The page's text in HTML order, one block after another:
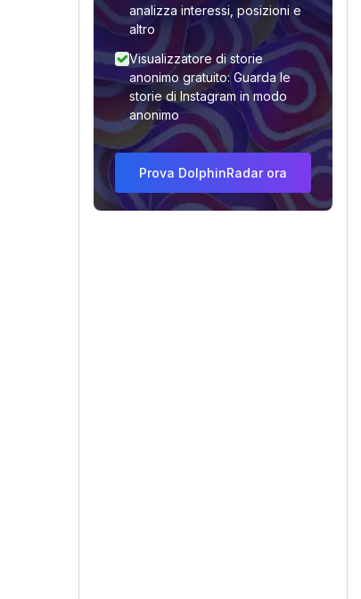
analizza interessi, posizioni e
altro
Visualizzatore di storie
anonimo gratuito: Guarda le
storie di Instagram in modo
anonimo
Prova DolphinRadar ora